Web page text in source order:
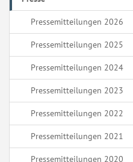
Pressemitteilungen 2026
Pressemitteilungen 2025
Pressemitteilungen 2024
Pressemitteilungen 2023
Pressemitteilungen 2022
Pressemitteilungen 2021
Pressemitteilungen 2020